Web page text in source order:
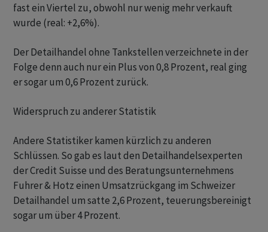
fast ein Viertel zu, obwohl nur wenig mehr verkauft
wurde (real: +2,6%).
Der Detailhandel ohne Tankstellen verzeichnete in der
Folge denn auch nur ein Plus von 0,8 Prozent, real ging
er sogar um 0,6 Prozent zurück.
Widerspruch zu anderer Statistik
Andere Statistiker kamen kürzlich zu anderen
Schlüssen. So gab es laut den Detailhandelsexperten
der Credit Suisse und des Beratungsunternehmens
Fuhrer & Hotz einen Umsatzrückgang im Schweizer
Detailhandel um satte 2,6 Prozent, teuerungsbereinigt
sogar um über 4 Prozent.